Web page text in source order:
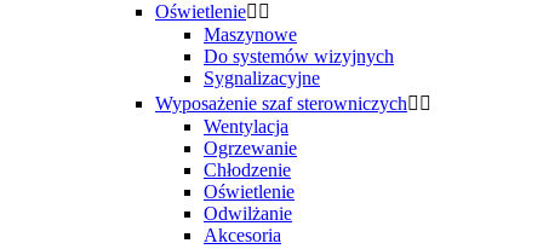
Oświetlenie 
Maszynowe
Do systemów wizyjnych
Sygnalizacyjne
Wyposażenie szaf sterowniczych 
Wentylacja
Ogrzewanie
Chłodzenie
Oświetlenie
Odwilżanie
Akcesoria